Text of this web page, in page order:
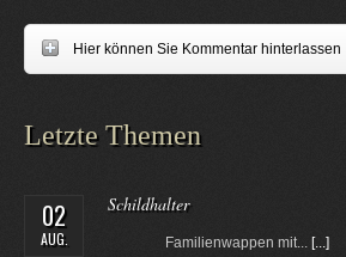
Hier können Sie Kommentar hinterlassen
Letzte Themen
02
AUG.
Schildhalter
Familienwappen mit... [...]